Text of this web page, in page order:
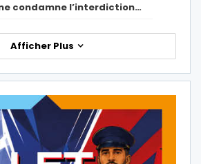
condamne l’interdiction…
Afficher Plus